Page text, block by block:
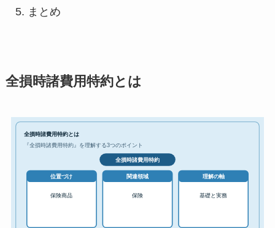
まとめ
全損時諸費用特約とは
全損時諸費用特約とは
『全損時諸費用特約』を理解する3つのポイント
全損時諸費用特約
位置づけ
保険商品
関連領域
保険
理解の軸
基礎と実務